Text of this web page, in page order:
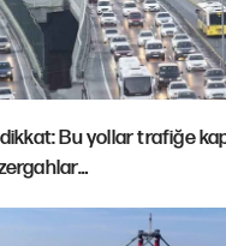
Bu yollar trafiğe